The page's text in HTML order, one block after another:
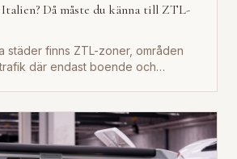
Då måste du känna till ZTL-
städer finns ZTL-zoner, områden
där endast boende och